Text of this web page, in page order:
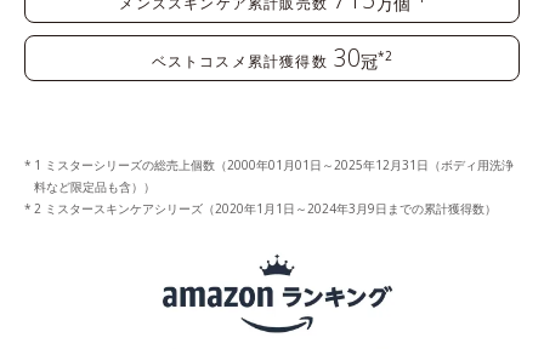
ベストコスメ累計獲得数 30冠*2
1 ミスターシリーズの総売上個数（2000年01月01日～2025年12月31日（ボディ用洗浄
料など限定品も含））
2 ミスタースキンケアシリーズ（2020年1月1日～2024年3月9日までの累計獲得数）